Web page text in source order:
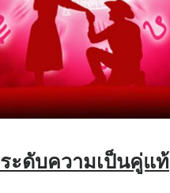
ระดับความเป็นคู่แท้